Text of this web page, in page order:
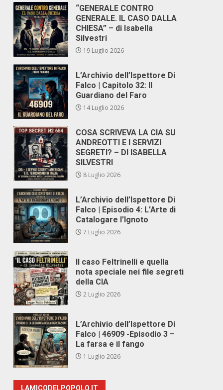
“GENERALE CONTRO
GENERALE. IL CASO DALLA
CHIESA” – di Isabella
Silvestri
19 Luglio 2026
L’Archivio dell’Ispettore Di
Falco | Capitolo 32: Il
Guardiano del Faro
14 Luglio 2026
COSA SCRIVEVA LA CIA SU
ANDREOTTI E I SERVIZI
SEGRETI? – DI ISABELLA
SILVESTRI
8 Luglio 2026
L’Archivio dell’Ispettore Di
Falco | Episodio 4: L’Arte di
Catalogare l’Ignoto
7 Luglio 2026
Il caso Feltrinelli e quella
nota speciale nei file segreti
della CIA
2 Luglio 2026
L’Archivio dell’Ispettore Di
Falco | 46909 -Episodio 3 –
La farsa e il fango
1 Luglio 2026
LAMICODELPOPOLO.IT